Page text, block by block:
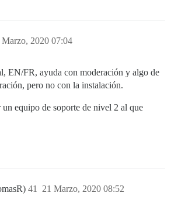
Marzo, 2020 07:04
EN/FR, ayuda con moderación y algo de
pero no con la instalación.
un equipo de soporte de nivel 2 al que
21 Marzo, 2020 08:52
41